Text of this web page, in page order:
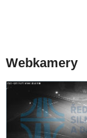
Webkamery